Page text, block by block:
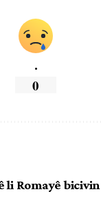
.
0
li Romayê bicivin